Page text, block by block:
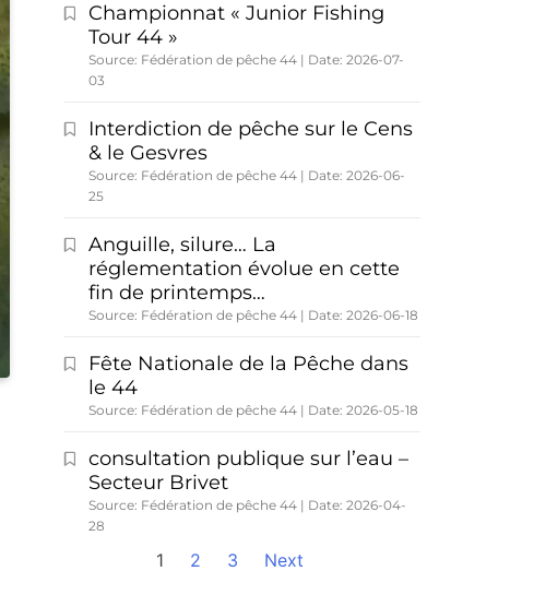
Championnat « Junior Fishing
Tour 44 »
Source: Fédération de pêche 44
Date: 2026-07-
03
Interdiction de pêche sur le Cens
& le Gesvres
Source: Fédération de pêche 44
Date: 2026-06-
25
Anguille, silure… La
réglementation évolue en cette
fin de printemps…
Source: Fédération de pêche 44 Date: 2026-06-18
Fête Nationale de la Pêche dans
le 44
Source: Fédération de pêche 44 Date: 2026-05-18
consultation publique sur l’eau –
Secteur Brivet
Source: Fédération de pêche 44
Date: 2026-04-
28
1 2 3 Next